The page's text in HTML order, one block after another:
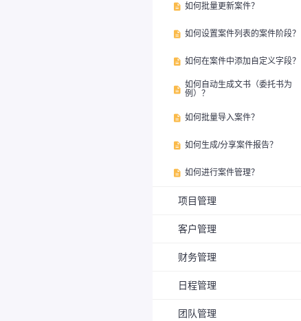
 如何批量更新案件？
 如何设置案件列表的案件阶段？
 如何在案件中添加自定义字段？
 如何自动生成文书（委托书为
例）？
 如何批量导入案件？
 如何生成/分享案件报告？
 如何进行案件管理？
项目管理
客户管理
财务管理
日程管理
团队管理